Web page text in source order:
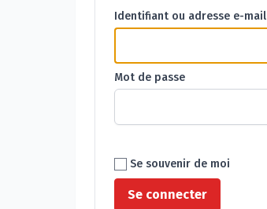
Identifiant ou adresse e-mail
Mot de passe
Se souvenir de moi